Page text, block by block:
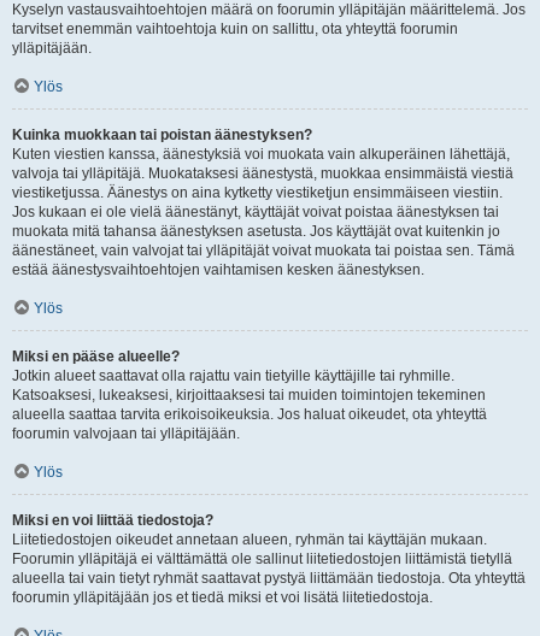
Kyselyn vastausvaihtoehtojen määrä on foorumin ylläpitäjän määrittelemä. Jos
tarvitset enemmän vaihtoehtoja kuin on sallittu, ota yhteyttä foorumin
ylläpitäjään.
Ylös
Kuinka muokkaan tai poistan äänestyksen?
Kuten viestien kanssa, äänestyksiä voi muokata vain alkuperäinen lähettäjä,
valvoja tai ylläpitäjä. Muokataksesi äänestystä, muokkaa ensimmäistä viestiä
viestiketjussa. Äänestys on aina kytketty viestiketjun ensimmäiseen viestiin.
Jos kukaan ei ole vielä äänestänyt, käyttäjät voivat poistaa äänestyksen tai
muokata mitä tahansa äänestyksen asetusta. Jos käyttäjät ovat kuitenkin jo
äänestäneet, vain valvojat tai ylläpitäjät voivat muokata tai poistaa sen. Tämä
estää äänestysvaihtoehtojen vaihtamisen kesken äänestyksen.
Ylös
Miksi en pääse alueelle?
Jotkin alueet saattavat olla rajattu vain tietyille käyttäjille tai ryhmille.
Katsoaksesi, lukeaksesi, kirjoittaaksesi tai muiden toimintojen tekeminen
alueella saattaa tarvita erikoisoikeuksia. Jos haluat oikeudet, ota yhteyttä
foorumin valvojaan tai ylläpitäjään.
Ylös
Miksi en voi liittää tiedostoja?
Liitetiedostojen oikeudet annetaan alueen, ryhmän tai käyttäjän mukaan.
Foorumin ylläpitäjä ei välttämättä ole sallinut liitetiedostojen liittämistä tietyllä
alueella tai vain tietyt ryhmät saattavat pystyä liittämään tiedostoja. Ota yhteyttä
foorumin ylläpitäjään jos et tiedä miksi et voi lisätä liitetiedostoja.